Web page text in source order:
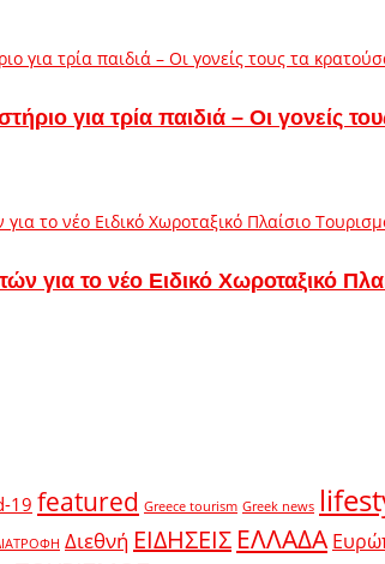
για τρία παιδιά – Οι γονείς
για το νέο Ειδικό Χωροταξικό
19 featured Greece tourism Greek news
Διεθνή ΕΙΔΗΣΕΙΣ ΕΛΛΑΔΑ